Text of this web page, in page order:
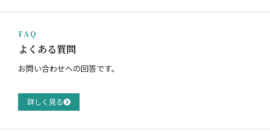
FAQ
よくある質問
お問い合わせへの回答です。
詳しく見る